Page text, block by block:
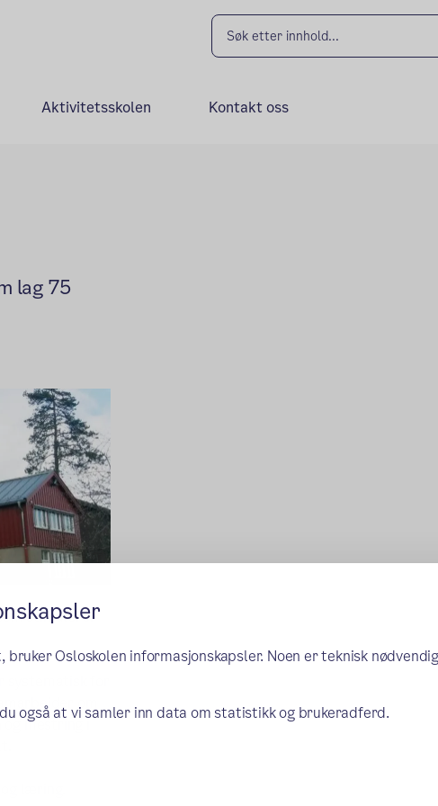
Osloskolen informasjonskapsler. Noen er teknisk
også at vi samler inn data om statistikk og brukeradferd.
Aktivitetsskolen Kontakt oss
lag 75
stimulerer
for
om
og mestring i
læring.